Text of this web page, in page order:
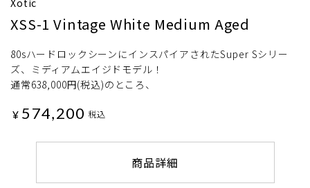
Xotic
XSS-1 Vintage White Medium Aged
80sハードロックシーンにインスパイアされたSuper Sシリー
ズ、ミディアムエイジドモデル！
通常638,000円(税込)のところ、
¥ 574,200 税込
商品詳細